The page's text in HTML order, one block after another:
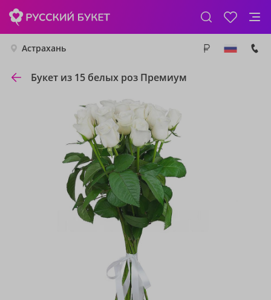
Астрахань
Букет из 15 белых роз Премиум